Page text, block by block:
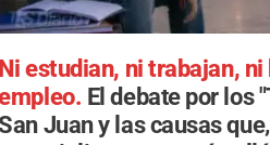
Ni estudian, ni trabajan, ni
El debate por los
Juan y las causas